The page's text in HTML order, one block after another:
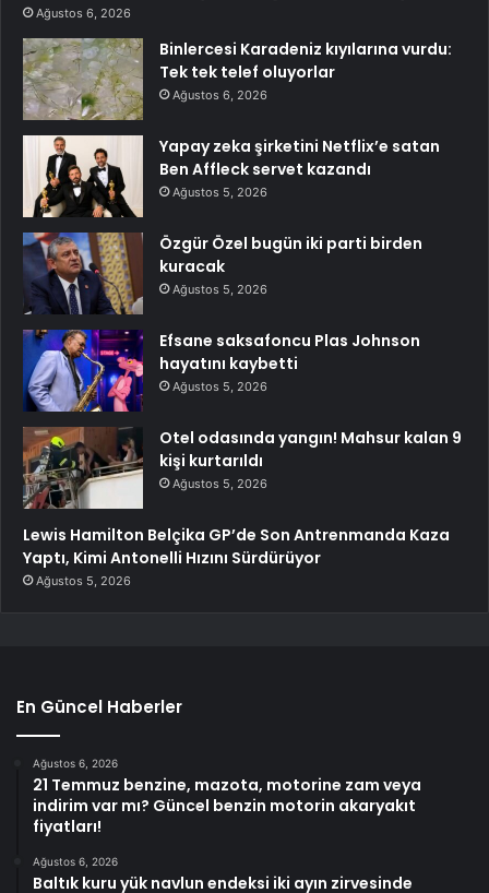
Ağustos 6, 2026
Binlercesi Karadeniz kıyılarına vurdu:
Tek tek telef oluyorlar
Ağustos 6, 2026
Yapay zeka şirketini Netflix’e satan
Ben Affleck servet kazandı
Ağustos 5, 2026
Özgür Özel bugün iki parti birden
kuracak
Ağustos 5, 2026
Efsane saksafoncu Plas Johnson
hayatını kaybetti
Ağustos 5, 2026
Otel odasında yangın! Mahsur kalan 9
kişi kurtarıldı
Ağustos 5, 2026
Lewis Hamilton Belçika GP’de Son Antrenmanda Kaza
Yaptı, Kimi Antonelli Hızını Sürdürüyor
Ağustos 5, 2026
En Güncel Haberler
Ağustos 6, 2026
21 Temmuz benzine, mazota, motorine zam veya
indirim var mı? Güncel benzin motorin akaryakıt
fiyatları!
Ağustos 6, 2026
Baltık kuru yük navlun endeksi iki ayın zirvesinde